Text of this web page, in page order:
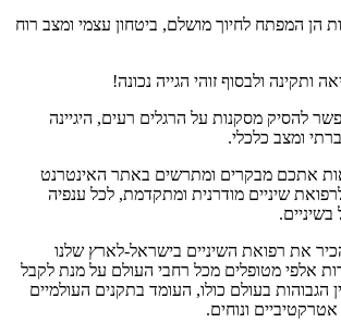
הן המפתח לחיוך מושלם, ביטחון עצמי ומצב רוח
ותקינה ולבסוף זוהי הגייה נכונה!
להסיק מסקנות על הרגלים רעים, היגיינה
ומצב כלכלי.
אתכם מבקרים ומתרשים באתר האינטרנט
שיניים מודרנית ומתקדמת, לכל ענפיה
את רפואת השיניים בישראל-לארץ שלנו
אלפי מטופלים מכל רחבי העולם על מנת לקבל
הגבוהות בעולם כולו, העומד בתקנים העולמיים
ונוחים.